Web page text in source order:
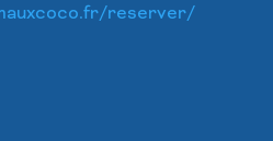
reserver/